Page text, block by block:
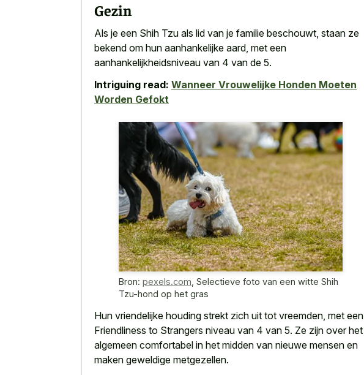
Gezin
Als je een Shih Tzu als lid van je familie beschouwt, staan ze
bekend om hun aanhankelijke aard, met een
aanhankelijkheidsniveau van 4 van de 5.
Intriguing read: Wanneer Vrouwelijke Honden Moeten
Worden Gefokt
Bron: pexels.com Selectieve foto van een witte Shih
Tzu-hond op het gras
Hun vriendelijke houding strekt zich uit tot vreemden, met een
Friendliness to Strangers niveau van 4 van 5. Ze zijn over het
algemeen comfortabel in het midden van nieuwe mensen en
maken geweldige metgezellen.